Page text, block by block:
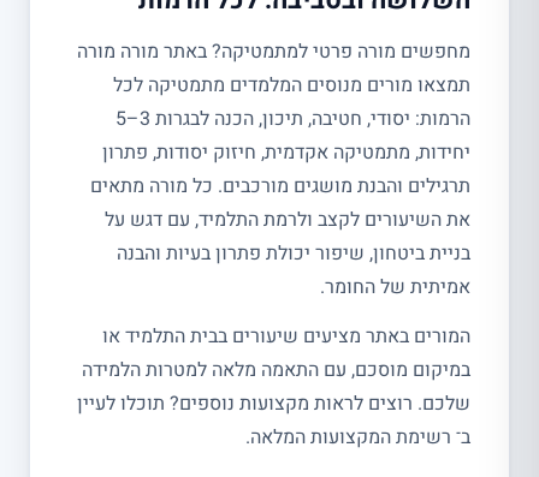
מחפשים מורה פרטי למתמטיקה? באתר מורה מורה
תמצאו מורים מנוסים המלמדים מתמטיקה לכל
הרמות: יסודי, חטיבה, תיכון, הכנה לבגרות 3–5
יחידות, מתמטיקה אקדמית, חיזוק יסודות, פתרון
תרגילים והבנת מושגים מורכבים. כל מורה מתאים
את השיעורים לקצב ולרמת התלמיד, עם דגש על
בניית ביטחון, שיפור יכולת פתרון בעיות והבנה
אמיתית של החומר.
המורים באתר מציעים שיעורים בבית התלמיד או
במיקום מוסכם, עם התאמה מלאה למטרות הלמידה
שלכם. רוצים לראות מקצועות נוספים? תוכלו לעיין
ב־ רשימת המקצועות המלאה.